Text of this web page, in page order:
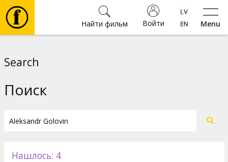
Menu
Войти
Найти фильм
Search
Поиск
Нашлось: 4